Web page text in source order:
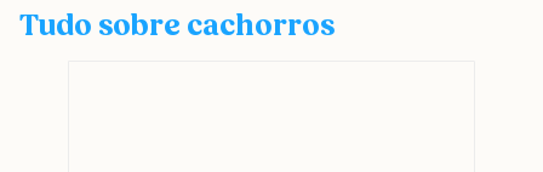
Tudo sobre cachorros